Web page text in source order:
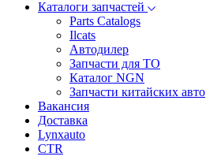
Каталоги запчастей
Parts Catalogs
Ilcats
Автодилер
Запчасти для ТО
Каталог NGN
Запчасти китайских авто
Вакансия
Доставка
Lynxauto
CTR